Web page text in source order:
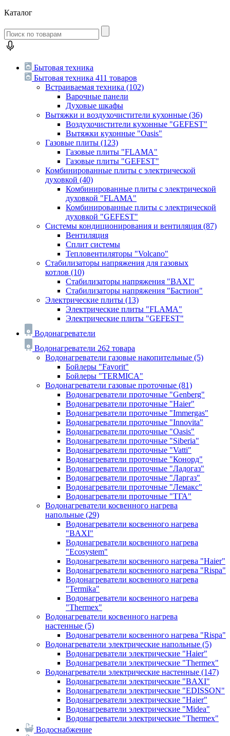
Каталог
Бытовая техника
Бытовая техника 411 товаров
Встраиваемая техника (102)
Варочные панели
Духовые шкафы
Вытяжки и воздухочистители кухонные (36)
Воздухочистители кухонные "GEFEST"
Вытяжки кухонные "Oasis"
Газовые плиты (123)
Газовые плиты "FLAMA"
Газовые плиты "GEFEST"
Комбинированные плиты с электрической
духовкой (40)
Комбинированные плиты с электрической
духовкой "FLAMA"
Комбинированные плиты с электрической
духовкой "GEFEST"
Системы кондиционирования и вентиляция (87)
Вентиляция
Сплит системы
Тепловентиляторы "Volcano"
Стабилизаторы напряжения для газовых
котлов (10)
Стабилизаторы напряжения "BAXI"
Стабилизаторы напряжения "Бастион"
Электрические плиты (13)
Электрические плиты "FLAMA"
Электрические плиты "GEFEST"
Водонагреватели
Водонагреватели 262 товара
Водонагреватели газовые накопительные (5)
Бойлеры "Favorit"
Бойлеры "TERMICA"
Водонагреватели газовые проточные (81)
Водонагреватели проточные "Genberg"
Водонагреватели проточные "Haier"
Водонагреватели проточные "Immergas"
Водонагреватели проточные "Innovita"
Водонагреватели проточные "Oasis"
Водонагреватели проточные "Siberia"
Водонагреватели проточные "Vatti"
Водонагреватели проточные "Конорд"
Водонагреватели проточные "Ладогаз"
Водонагреватели проточные "Ларгаз"
Водонагреватели проточные "Лемакс"
Водонагреватели проточные "ТГА"
Водонагреватели косвенного нагрева
напольные (29)
Водонагреватели косвенного нагрева
"BAXI"
Водонагреватели косвенного нагрева
"Ecosystem"
Водонагреватели косвенного нагрева "Haier"
Водонагреватели косвенного нагрева "Rispa"
Водонагреватели косвенного нагрева
"Termika"
Водонагреватели косвенного нагрева
"Thermex"
Водонагреватели косвенного нагрева
настенные (5)
Водонагреватели косвенного нагрева "Rispa"
Водонагреватели электрические напольные (5)
Водонагреватели электрические "Haier"
Водонагреватели электрические "Thermex"
Водонагреватели электрические настенные (147)
Водонагреватели электрические "BAXI"
Водонагреватели электрические "EDISSON"
Водонагреватели электрические "Haier"
Водонагреватели электрические "Midea"
Водонагреватели электрические "Thermex"
Водоснабжение